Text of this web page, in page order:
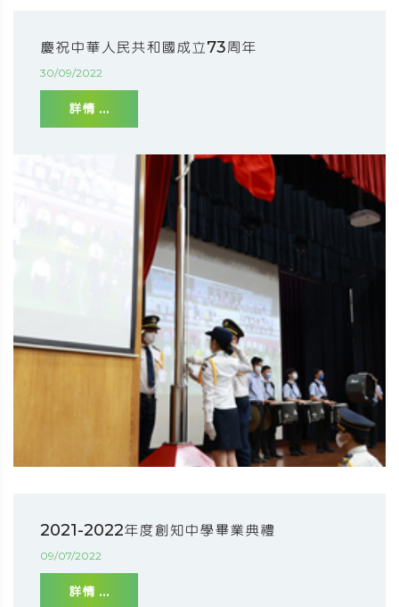
慶祝中華人民共和國成立73周年
30/09/2022
詳情 ...
2021-2022年度創知中學畢業典禮
09/07/2022
詳情 ...